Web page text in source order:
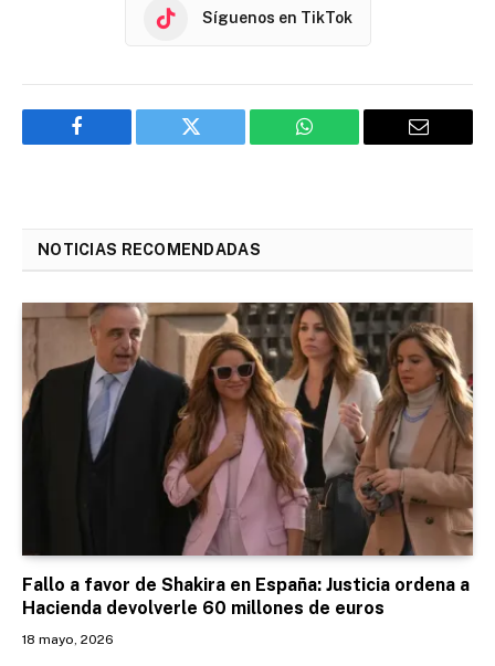
Síguenos en TikTok
Facebook Twitter WhatsApp Email
NOTICIAS RECOMENDADAS
Fallo a favor de Shakira en España: Justicia ordena a
Hacienda devolverle 60 millones de euros
18 mayo, 2026